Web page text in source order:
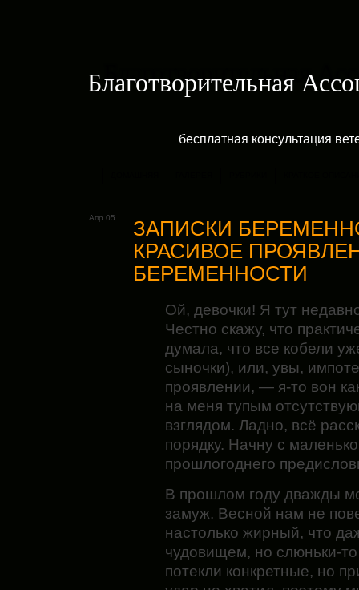
Благотворительная
бесплатная консультация
Апр 05
ЗАПИСКИ
КРАСИВОЕ
БЕРЕМЕННОСТИ
Ой, девочки! Я тут
Честно скажу, что
думала, что все кобели
сыночки), или, увы,
проявлении, — я-то вон
на меня тупым
взглядом. Ладно, всё
порядку. Начну с
прошлогоднего
В прошлом году дважды
замуж. Весной нам не
настолько жирный, что
чудовищем, но слюньки-
потекли конкретные, но